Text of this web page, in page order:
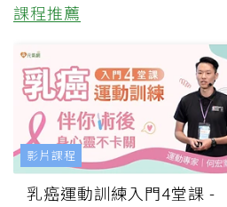
課程推薦
乳癌運動訓練入門4堂課 -
影片課程